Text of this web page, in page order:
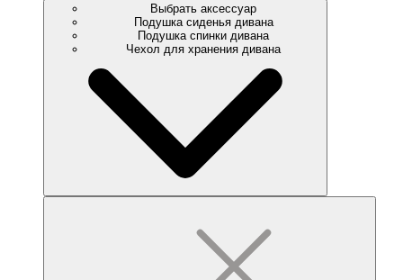
Выбрать аксессуар
Подушка сиденья дивана
Подушка спинки дивана
Чехол для хранения дивана